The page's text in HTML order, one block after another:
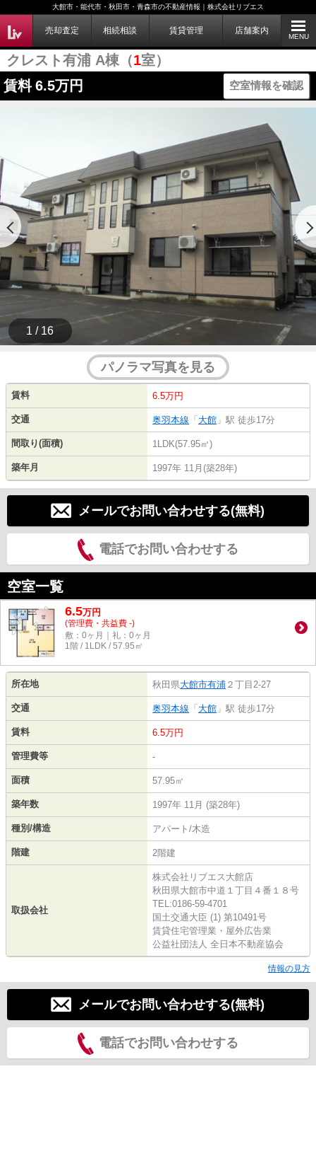
大館市・能代市・秋田市・青森市の不動産情報｜株式会社リブエス
売却査定 相続相談 賃貸管理 店舗案内
MENU
クレスト有浦 A棟（1室）
賃料 6.5万円 空室情報を確認
1 / 16
パノラマ写真を見る
賃料 6.5万円
交通 奥羽本線 「 大館 」駅 徒歩17分
間取り(面積) 1LDK(57.95㎡)
築年月 1997年 11月(築28年)
メールでお問い合わせする(無料)
電話でお問い合わせする
空室一覧
6.5万円
(管理費・共益費 -)
敷：0ヶ月｜礼：0ヶ月
1階 / 1LDK / 57.95㎡
所在地 秋田県大館市有浦 ２丁目2-27
交通 奥羽本線 「 大館 」駅 徒歩17分
賃料 6.5万円
管理費等 -
面積 57.95㎡
築年数 1997年 11月 (築28年)
種別/構造 アパート/木造
階建 2階建
取扱会社
株式会社リブエス大館店
秋田県大館市中道１丁目４番１８号
TEL:0186-59-4701
国土交通大臣 (1) 第10491号
賃貸住宅管理業・屋外広告業
公益社団法人 全日本不動産協会
情報の見方
メールでお問い合わせする(無料)
電話でお問い合わせする